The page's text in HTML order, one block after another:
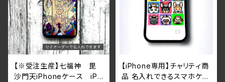
【※受注生産】七福神 毘
沙門天iPhoneケース iPh
【iPhone専用】チャリティ商
品 名入れできるスマホケー